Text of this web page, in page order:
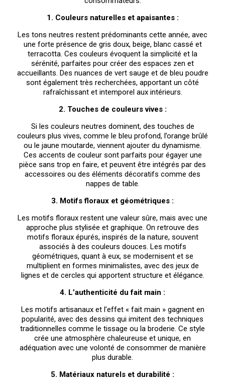
1. Couleurs naturelles et apaisantes :
Les tons neutres restent prédominants cette année, avec
une forte présence de gris doux, beige, blanc cassé et
terracotta. Ces couleurs évoquent la simplicité et la
sérénité, parfaites pour créer des espaces zen et
accueillants. Des nuances de vert sauge et de bleu poudre
sont également très recherchées, apportant un côté
rafraîchissant et intemporel aux intérieurs.
2. Touches de couleurs vives :
Si les couleurs neutres dominent, des touches de
couleurs plus vives, comme le bleu profond, l’orange brûlé
ou le jaune moutarde, viennent ajouter du dynamisme.
Ces accents de couleur sont parfaits pour égayer une
pièce sans trop en faire, et peuvent être intégrés par des
accessoires ou des éléments décoratifs comme des
nappes de table.
3. Motifs floraux et géométriques :
Les motifs floraux restent une valeur sûre, mais avec une
approche plus stylisée et graphique. On retrouve des
motifs floraux épurés, inspirés de la nature, souvent
associés à des couleurs douces. Les motifs
géométriques, quant à eux, se modernisent et se
multiplient en formes minimalistes, avec des jeux de
lignes et de cercles qui apportent structure et élégance.
4. L’authenticité du fait main :
Les motifs artisanaux et l’effet « fait main » gagnent en
popularité, avec des dessins qui imitent des techniques
traditionnelles comme le tissage ou la broderie. Ce style
crée une atmosphère chaleureuse et unique, en
adéquation avec une volonté de consommer de manière
plus durable.
5. Matériaux naturels et durabilité :